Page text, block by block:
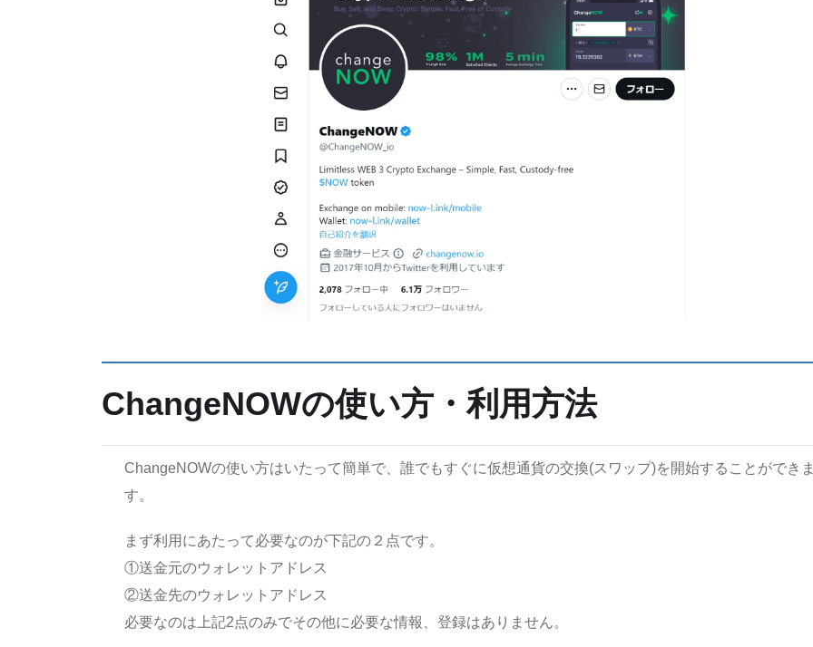
ChangeNOWの使い方・利用方法
ChangeNOWの使い方はいたって簡単で、誰でもすぐに仮想通貨の交換(スワップ)を開始することができま
す。
まず利用にあたって必要なのが下記の２点です。
①送金元のウォレットアドレス
②送金先のウォレットアドレス
必要なのは上記2点のみでその他に必要な情報、登録はありません。